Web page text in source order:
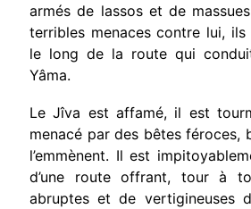
armés de lassos et de
terribles menaces contre lui,
le long de la route qui
Yâma.
Le Jîva est affamé, il est
menacé par des bêtes féroces,
l’emmènent. Il est
d’une route offrant, tour à
abruptes et de vertigineuses